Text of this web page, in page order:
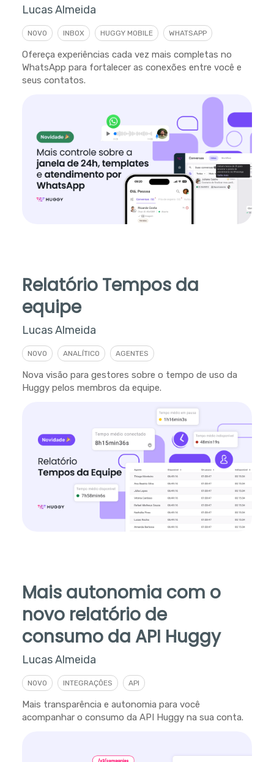
Lucas Almeida
NOVO INBOX HUGGY MOBILE WHATSAPP
Ofereça experiências cada vez mais completas no
WhatsApp para fortalecer as conexões entre você e
seus contatos.
Relatório Tempos da
equipe
Lucas Almeida
NOVO ANALÍTICO AGENTES
Nova visão para gestores sobre o tempo de uso da
Huggy pelos membros da equipe.
Mais autonomia com o
novo relatório de
consumo da API Huggy
Lucas Almeida
NOVO INTEGRAÇÕES API
Mais transparência e autonomia para você
acompanhar o consumo da API Huggy na sua conta.